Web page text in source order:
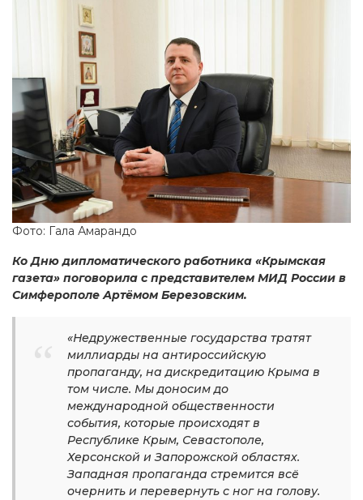
Фото: Гала Амарандо
Ко Дню дипломатического работника «Крымская
газета» поговорила с представителем МИД России в
Симферополе Артёмом Березовским.
«Недружественные государства тратят
миллиарды на антироссийскую
пропаганду, на дискредитацию Крыма в
том числе. Мы доносим до
международной общественности
события, которые происходят в
Республике Крым, Севастополе,
Херсонской и Запорожской областях.
Западная пропаганда стремится всё
очернить и перевернуть с ног на голову.